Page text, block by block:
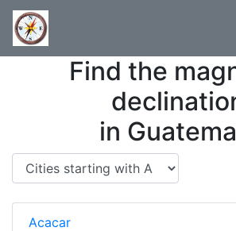
Find the
in
Acacar